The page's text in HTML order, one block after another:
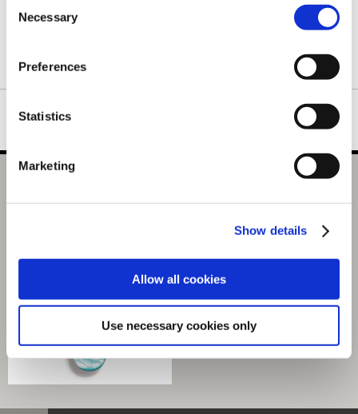
Selection
Necessary
Preferences
Statistics
Marketing
Show details
Allow all cookies
Use necessary cookies only
ックとウィール※をつけて、実際にスケートボードとしても楽し
めます。
ードデッキ エド
選択中の商品
エド